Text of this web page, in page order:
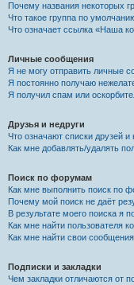
Почему названия некоторых
Что такое группа по
Что означает ссылка «Наша
Личные сообщения
Я не могу отправить личные
Я постоянно получаю
Я получил спам или
Друзья и недруги
Что означают списки друзей и
Как мне добавлять/удалять
Поиск по форумам
Как мне выполнить поиск по
Почему мой поиск не даёт
В результате моего поиска я
Как мне найти пользователя
Как мне найти свои
Подписки и закладки
Чем закладки отличаются от